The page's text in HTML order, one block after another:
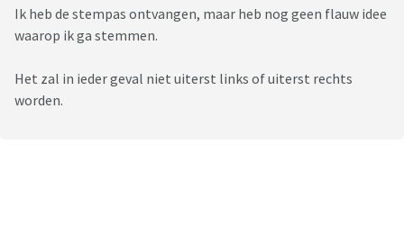
Ik heb de stempas ontvangen, maar heb nog geen flauw idee
waarop ik ga stemmen.
Het zal in ieder geval niet uiterst links of uiterst rechts
worden.